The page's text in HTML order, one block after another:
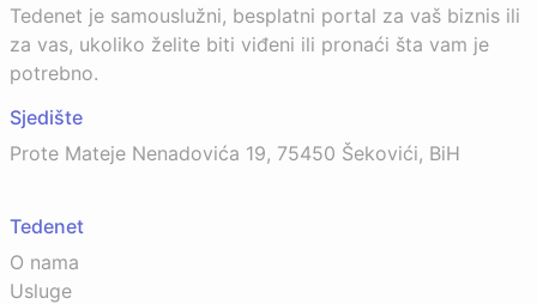
Tedenet je samouslužni, besplatni portal za vaš biznis ili
za vas, ukoliko želite biti viđeni ili pronaći šta vam je
potrebno.
Sjedište
Prote Mateje Nenadovića 19, 75450 Šekovići, BiH
Tedenet
O nama
Usluge